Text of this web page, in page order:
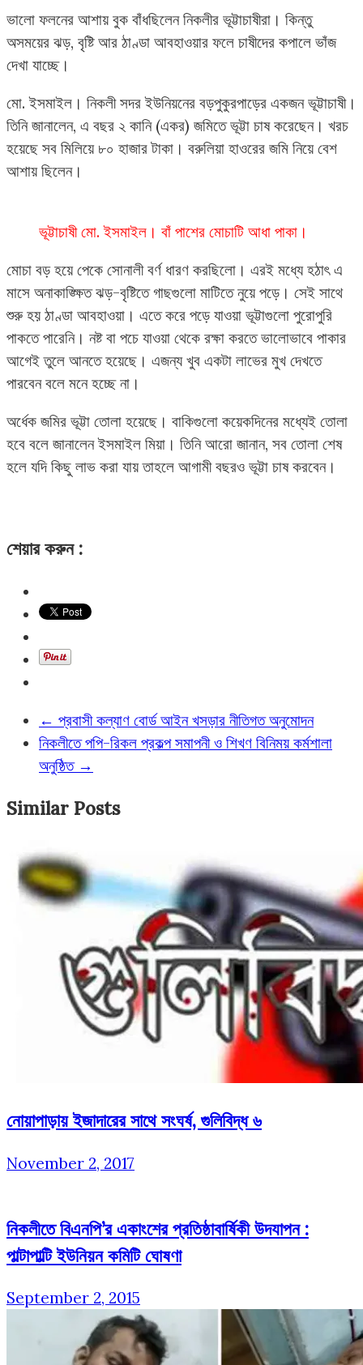
ভালো ফলনের আশায় বুক বাঁধছিলেন নিকলীর ভূট্টাচাষীরা। কিন্তু
অসময়ের ঝড়, বৃষ্টি আর ঠাণ্ডা আবহাওয়ার ফলে চাষীদের কপালে ভাঁজ
দেখা যাচ্ছে।
মো. ইসমাইল। নিকলী সদর ইউনিয়নের বড়পুকুরপাড়ের একজন ভূট্টাচাষী।
তিনি জানালেন, এ বছর ২ কানি (একর) জমিতে ভূট্টা চাষ করেছেন। খরচ
হয়েছে সব মিলিয়ে ৮০ হাজার টাকা। বরুলিয়া হাওরের জমি নিয়ে বেশ
আশায় ছিলেন।
ভূট্টাচাষী মো. ইসমাইল। বাঁ পাশের মোচাটি আধা পাকা।
মোচা বড় হয়ে পেকে সোনালী বর্ণ ধারণ করছিলো। এরই মধ্যে হঠাৎ এ
মাসে অনাকাঙ্ক্ষিত ঝড়-বৃষ্টিতে গাছগুলো মাটিতে নুয়ে পড়ে। সেই সাথে
শুরু হয় ঠাণ্ডা আবহাওয়া। এতে করে পড়ে যাওয়া ভূট্টাগুলো পুরোপুরি
পাকতে পারেনি। নষ্ট বা পচে যাওয়া থেকে রক্ষা করতে ভালোভাবে পাকার
আগেই তুলে আনতে হয়েছে। এজন্য খুব একটা লাভের মুখ দেখতে
পারবেন বলে মনে হচ্ছে না।
অর্ধেক জমির ভূট্টা তোলা হয়েছে। বাকিগুলো কয়েকদিনের মধ্যেই তোলা
হবে বলে জানালেন ইসমাইল মিয়া। তিনি আরো জানান, সব তোলা শেষ
হলে যদি কিছু লাভ করা যায় তাহলে আগামী বছরও ভূট্টা চাষ করবেন।
শেয়ার করুন :
← প্রবাসী কল্যাণ বোর্ড আইন খসড়ার নীতিগত অনুমোদন
নিকলীতে পপি-রিকল প্রকল্প সমাপনী ও শিখণ বিনিময় কর্মশালা
অনুষ্ঠিত →
Similar Posts
নোয়াপাড়ায় ইজাদারের সাথে সংঘর্ষ, গুলিবিদ্ধ ৬
November 2, 2017
নিকলীতে বিএনপি’র একাংশের প্রতিষ্ঠাবার্ষিকী উদযাপন :
পাল্টাপাল্টি ইউনিয়ন কমিটি ঘোষণা
September 2, 2015